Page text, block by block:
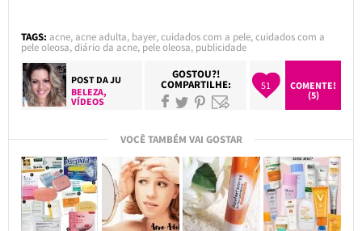
TAGS: acne,acne adulta, bayer,cuidados com a pele,cuidados com a
pele oleosa,diário da acne, pele oleosa, publicidade
POST DAJU
BELEZA,
VÍDEOS
GOSTOU?!
COMPARTILHE: 51
COMENTE!
(5)
VOCÊ TAMBÉM VAI GOSTAR